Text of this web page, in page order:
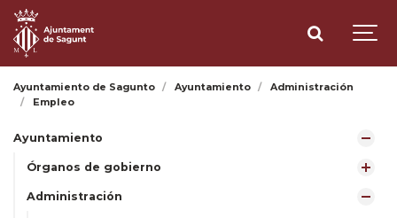
Ayuntamiento de Sagunto Ayuntamiento
Administración
Empleo
Ayuntamiento
Órganos de gobierno
Administración